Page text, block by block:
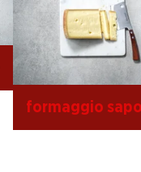
formaggio